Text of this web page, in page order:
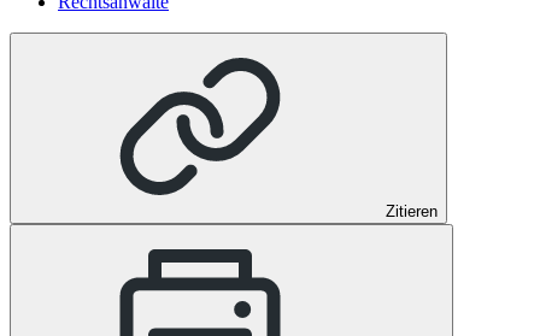
Zitieren